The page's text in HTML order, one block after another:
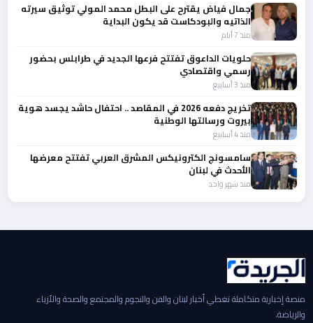
جمال فياض يقترح على البطل محمد المولي توثيق سيرته
الذاتيه والبودكاست قد يكون البداية
منذ 7 أيام
حلويات الداعوق تفتتح فرعها الجديد في طرابلس بحضور
رسمي واقتصادي
منذ 3 أسابيع
تخريج دفعه 2026 في المقاصد .. احتفال حاشد يجسد هوية
بيروت ورسالتها الوطنية
منذ 4 أسابيع
سامسونج الكترونيكس المشرق العربي تفتتح معرضها
الأحدث في لبنان
منذ شهر واحد
منصة إخبارية متكاملة تغطي أخبار لبنان والفن والنجوم والمجتمع والصحة والأزياء
والرياضة.